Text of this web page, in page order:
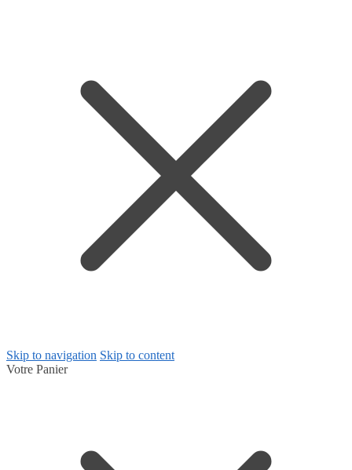
Skip to navigation Skip to content
Votre Panier